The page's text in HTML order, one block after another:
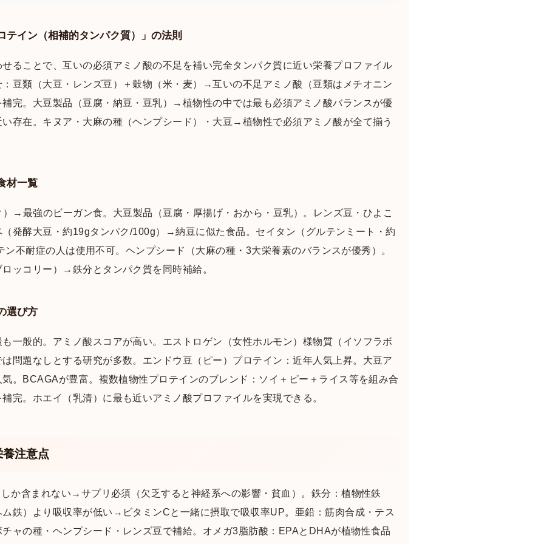
テイン（相補的タンパク質）」の法則
ることで、互いの必須アミノ酸の不足を補い完全タンパク質に近い栄養プロファイル
豆類（大豆・レンズ豆）＋穀物（米・麦）→互いの不足アミノ酸（豆類はメチオニン
完。大豆製品（豆腐・納豆・豆乳）→植物性の中では最も必須アミノ酸バランスが優
存在。キヌア・大麻の種（ヘンプシード）・大豆→植物性で必須アミノ酸が全て揃う
材一覧
→最強のビーガン食。大豆製品（豆腐・厚揚げ・おから・豆乳）。レンズ豆・ひよこ
発酵大豆・約19gタンパク/100g）→納豆に似た食品。セイタン（グルテンミート・約
不耐症の人は使用不可。ヘンプシード（大麻の種・3大栄養素のバランスが優秀）。
ッコリー）→鉄分とタンパク質を同時補給。
選び方
一般的。アミノ酸スコアが高い。エストロゲン（女性ホルモン）様物質（イソフラボ
問題なしとする研究が多数。エンドウ豆（ピー）プロテイン：近年人気上昇。大豆ア
。BCAGAが豊富。複数植物性プロテインのブレンド：ソイ＋ピー＋ライス等を組み合
完。ホエイ（乳清）に最も近いアミノ酸プロファイルを実現できる。
注意点
か含まれない→サプリ必須（欠乏すると神経系への影響・貧血）。鉄分：植物性鉄
鉄）より吸収率が低い→ビタミンCと一緒に摂取で吸収率UP。亜鉛：筋肉合成・テス
ャの種・ヘンプシード・レンズ豆で補給。オメガ3脂肪酸：EPAとDHAが植物性食品